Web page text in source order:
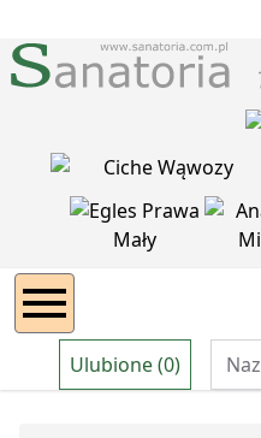
Ulubione (0)